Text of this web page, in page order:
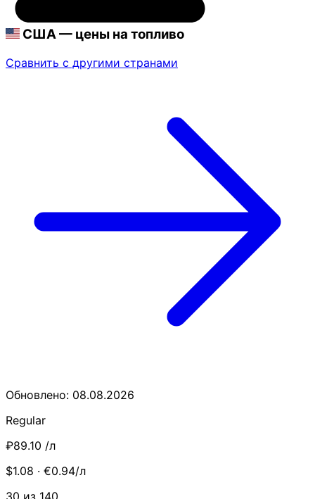
США — цены на топливо
Сравнить с другими странами
Обновлено: 08.08.2026
Regular
₽89.10 /л
$1.08 · €0.94/л
30 из 140